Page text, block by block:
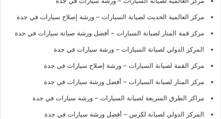
مركز العالمية الحديث لصيانة السيارات – ورشة إصلاح سيارات في جدة
مركز قمة المنار لصيانة السيارات – أفضل ورشة صيانة سيارات في جدة
المركز الدولي لصيانة السيارات – ورشة سيارات في جدة
مركز القمة لصيانة السيارات – ورشة إصلاح سيارات في جدة
مركز المنار لصيانة السيارات – أفضل ورشة سيارات في جدة
مراكز الطرق السريعة لصيانة السيارات – ورشة سيارات في جدة
المركز الدولي لصيانة لكزس – أفضل ورشة سيارات في جدة